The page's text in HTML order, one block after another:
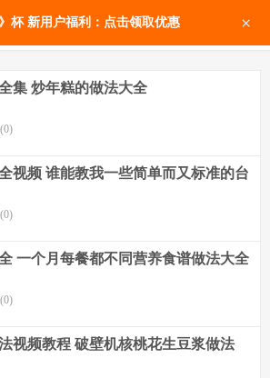
集 炒年糕的做法大全
视频 谁能教我一些简单而又标准的台
一个月每餐都不同营养食谱做法大全
视频教程 破壁机核桃花生豆浆做法
杯 新用户福利：点击领取优惠 ×